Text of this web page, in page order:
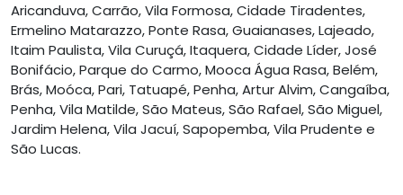
Aricanduva, Carrão, Vila Formosa, Cidade Tiradentes,
Ermelino Matarazzo, Ponte Rasa, Guaianases, Lajeado,
Itaim Paulista, Vila Curuçá, Itaquera, Cidade Líder, José
Bonifácio, Parque do Carmo, Mooca Água Rasa, Belém,
Brás, Moóca, Pari, Tatuapé, Penha, Artur Alvim, Cangaíba,
Penha, Vila Matilde, São Mateus, São Rafael, São Miguel,
Jardim Helena, Vila Jacuí, Sapopemba, Vila Prudente e
São Lucas.